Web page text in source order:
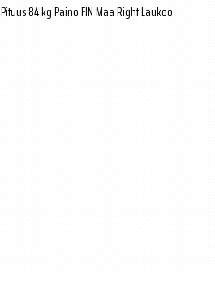
Pituus84 kgPainoFINMaaRightLaukoo